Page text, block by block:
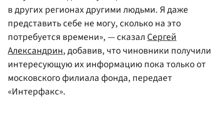
в других регионах другими людьми. Я даже
представить себе не могу, сколько на это
потребуется времени», — сказалСергей
Александрин, добавив, что чиновники получили
интересующую их информацию пока только от
московского филиала фонда, передает
«Интерфакс».